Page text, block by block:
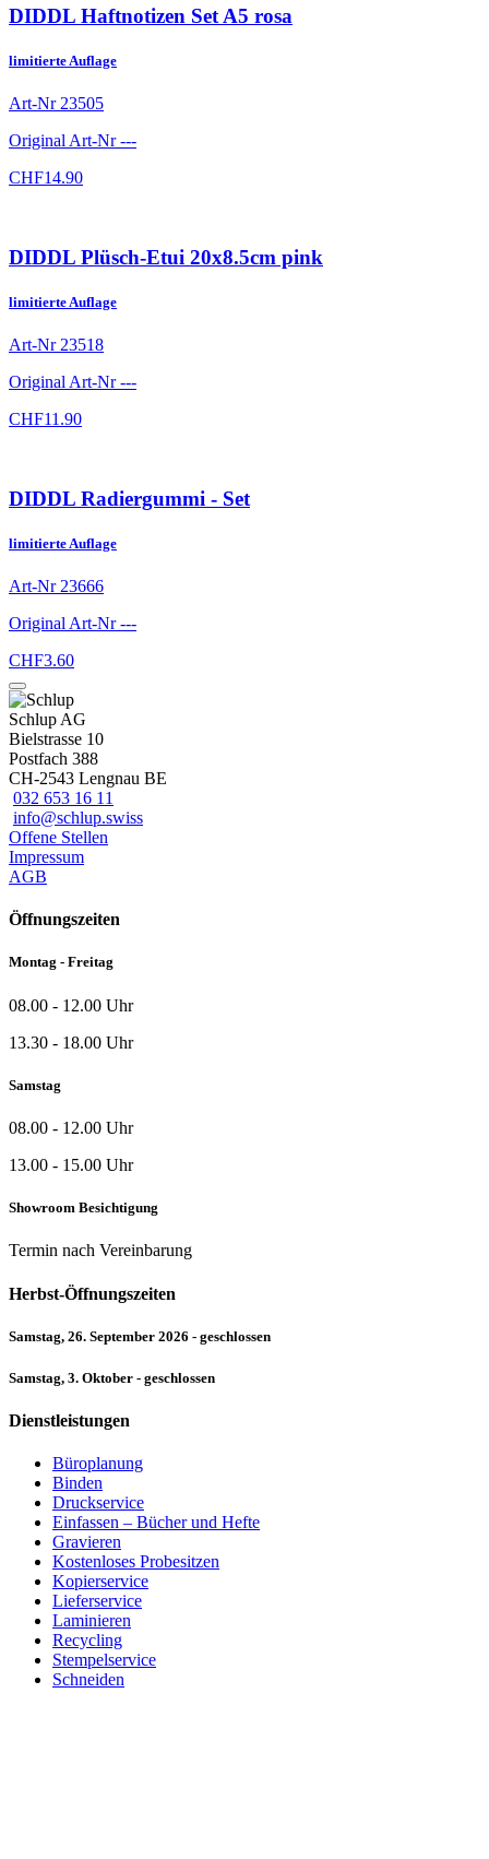
DIDDL Haftnotizen Set A5 rosa
limitierte Auflage
Art-Nr 23505
Original Art-Nr---
CHF14.90
DIDDL Plüsch-Etui 20x8.5cm pink
limitierte Auflage
Art-Nr 23518
Original Art-Nr---
CHF11.90
DIDDL Radiergummi - Set
limitierte Auflage
Art-Nr 23666
Original Art-Nr---
CHF3.60
Schlup AG
Bielstrasse 10
Postfach 388
CH-2543 Lengnau BE
032 653 16 11
info@schlup.swiss
Offene Stellen
Impressum
AGB
Öffnungszeiten
Montag - Freitag
08.00 - 12.00 Uhr
13.30 - 18.00 Uhr
Samstag
08.00 - 12.00 Uhr
13.00 - 15.00 Uhr
Showroom Besichtigung
Termin nach Vereinbarung
Herbst-Öffnungszeiten
Samstag, 26. September 2026 - geschlossen
Samstag, 3. Oktober - geschlossen
Dienstleistungen
Büroplanung
Binden
Druckservice
Einfassen – Bücher und Hefte
Gravieren
Kostenloses Probesitzen
Kopierservice
Lieferservice
Laminieren
Recycling
Stempelservice
Schneiden